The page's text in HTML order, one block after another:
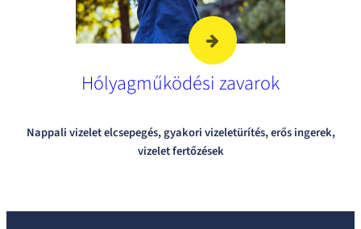
Hólyagműködési zavarok
Nappali vizelet elcsepegés, gyakori vizeletürítés, erős ingerek,
vizelet fertőzések